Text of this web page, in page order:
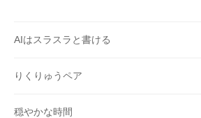
AIはスラスラと書ける
りくりゅうペア
穏やかな時間